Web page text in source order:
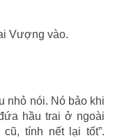
Vượng vào.
nhỏ nói. Nó bảo khi
hầu trai ở ngoài
tính nết lại tốt”.